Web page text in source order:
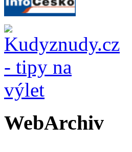
WebArchiv